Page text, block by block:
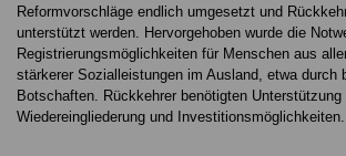
Reformvorschläge endlich umgesetzt und
unterstützt werden. Hervorgehoben wurde die
Registrierungsmöglichkeiten für Menschen aus
stärkerer Sozialleistungen im Ausland, etwa durch
Botschaften. Rückkehrer benötigten Unterstützung
Wiedereingliederung und Investitionsmöglichkeiten.